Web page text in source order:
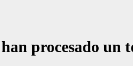
procesado un